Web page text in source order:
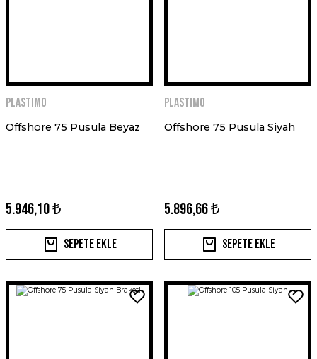
PLASTIMO
Offshore 75 Pusula Beyaz
5.946,10 ₺
Sepete Ekle
PLASTIMO
Offshore 75 Pusula Siyah
5.896,66 ₺
Sepete Ekle